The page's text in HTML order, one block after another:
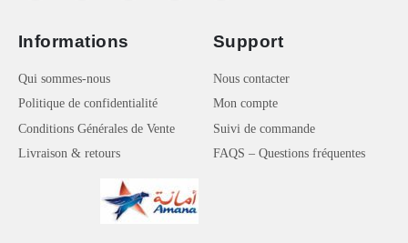
Informations
Qui sommes-nous
Politique de confidentialité
Conditions Générales de Vente
Livraison & retours
Support
Nous contacter
Mon compte
Suivi de commande
FAQS – Questions fréquentes